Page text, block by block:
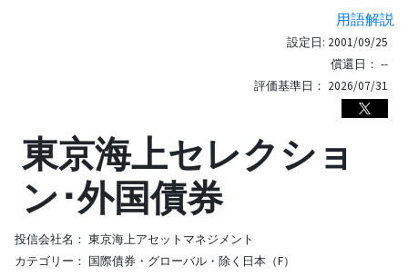
用語解説
設定日: 2001/09/25
償還日： --
評価基準日： 2026/07/31
東京海上セレクショ
ン･外国債券
投信会社名： 東京海上アセットマネジメント
カテゴリー： 国際債券・グローバル・除く日本（F）